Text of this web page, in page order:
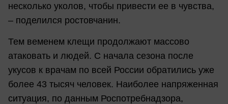
несколько уколов, чтобы привести ее в чувства,
– поделился ростовчанин.
Тем веменем клещи продолжают массово
атаковать и людей. С начала сезона после
укусов к врачам по всей России обратились уже
более 43 тысяч человек. Наиболее напряженная
ситуация, по данным Роспотребнадзора,